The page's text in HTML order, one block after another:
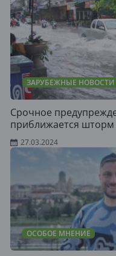
ЗАРУБЕЖНЫЕ НОВОСТИ
Срочное
приближается шторм
27.03.2024
ОСОБОЕ МНЕНИЕ